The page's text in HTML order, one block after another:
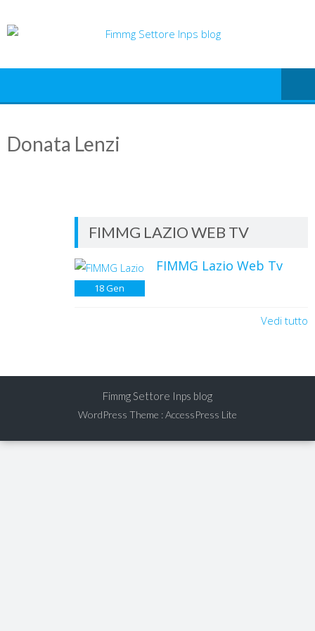
to
Donata Lenzi
FIMMG LAZIO WEB TV
18Gen
FIMMG Lazio Web Tv
Vedi tutto
Fimmg Settore Inps blog
WordPress Theme :AccessPress Lite